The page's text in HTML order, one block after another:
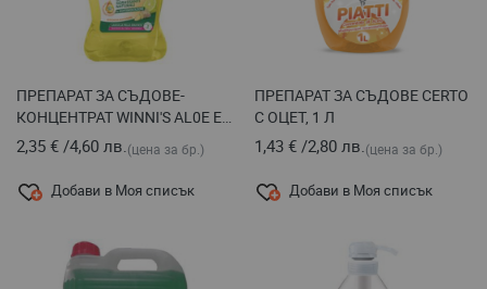
ПРЕПАРАТ ЗА СЪДОВЕ-
КОНЦЕНТРАТ WINNI'S AL0E Е
BERGAMOTTO, 480 МЛ
2,35 € /4,60 лв.(цена за бр.)
Добави в Моя списък
ПРЕПАРАТ ЗА СЪДОВЕ CERTO
С ОЦЕТ, 1 Л
1,43 € /2,80 лв.(цена за бр.)
Добави в Моя списък